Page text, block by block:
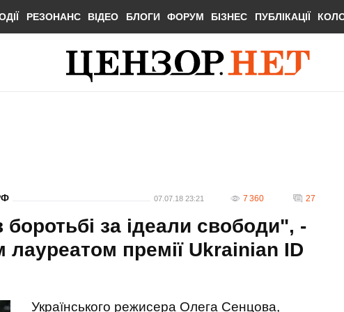
РЕЗОНАНС ВІДЕО БЛОГИ ФОРУМ БІЗНЕС ПУБЛІКАЦІЇ
07.07.18 23:21 7 360 27
за ідеали свободи", -
премії Ukrainian ID
Українського режисера Олега Сенцова,